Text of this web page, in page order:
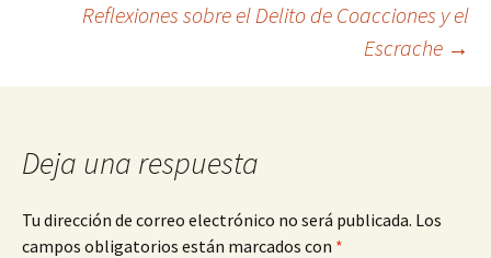
entradas
Reflexiones sobre el Delito de Coacciones y el
Escrache →
Deja una respuesta
Tu dirección de correo electrónico no será publicada. Los
campos obligatorios están marcados con *